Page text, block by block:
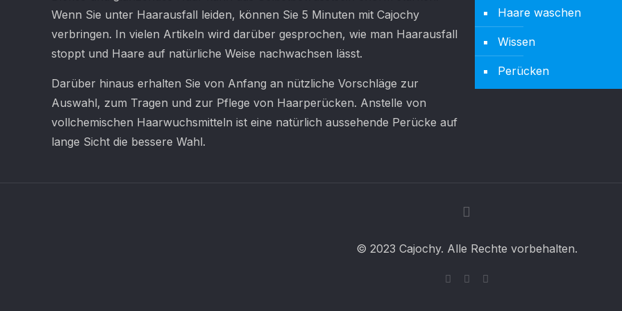
Wenn Sie unter Haarausfall leiden, können Sie 5 Minuten mit Cajochy
verbringen. In vielen Artikeln wird darüber gesprochen, wie man Haarausfall
stoppt und Haare auf natürliche Weise nachwachsen lässt.
Darüber hinaus erhalten Sie von Anfang an nützliche Vorschläge zur
Auswahl, zum Tragen und zur Pflege von Haarperücken. Anstelle von
vollchemischen Haarwuchsmitteln ist eine natürlich aussehende Perücke auf
lange Sicht die bessere Wahl.
Haare waschen
Wissen
Perücken
© 2023 Cajochy. Alle Rechte vorbehalten.